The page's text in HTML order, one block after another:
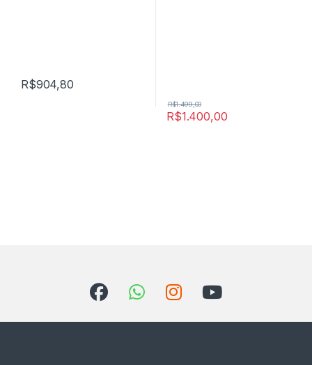
R$904,80
R$1.400,00
R$1.499,00